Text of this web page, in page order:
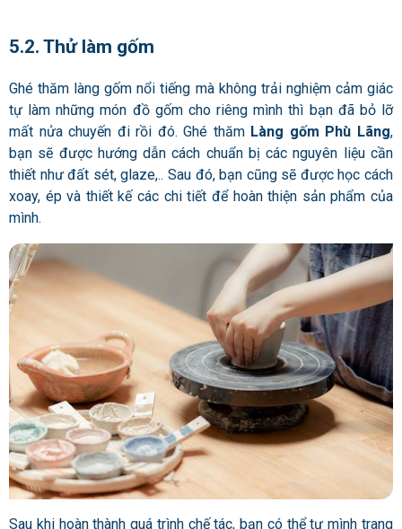
5.2. Thử làm gốm
Ghé thăm làng gốm nổi tiếng mà không trải nghiệm cảm giác
tự làm những món đồ gốm cho riêng mình thì bạn đã bỏ lỡ
mất nửa chuyến đi rồi đó. Ghé thăm Làng gốm Phù Lãng,
bạn sẽ được hướng dẫn cách chuẩn bị các nguyên liệu cần
thiết như đất sét, glaze,.. Sau đó, bạn cũng sẽ được học cách
xoay, ép và thiết kế các chi tiết để hoàn thiện sản phẩm của
mình.
Sau khi hoàn thành quá trình chế tác, bạn có thể tự mình trang